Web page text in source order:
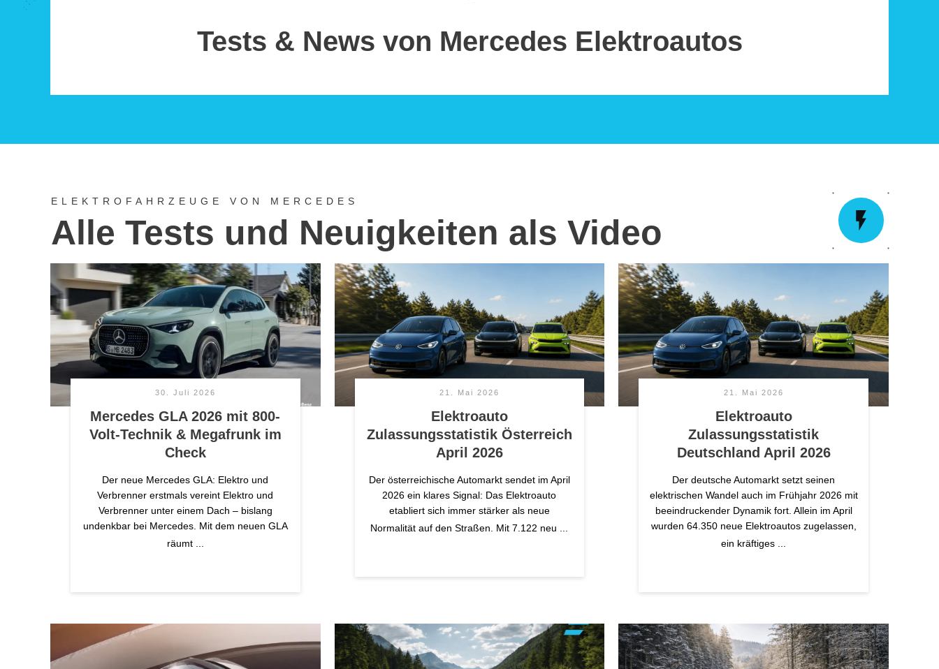
Tests & News von Mercedes Elektroautos
ELEKTROFAHRZEUGE VON MERCEDES
Alle Tests und Neuigkeiten als Video
30. Juli 2026
Mercedes GLA 2026 mit 800-
Volt-Technik & Megafrunk im
Check
Der neue Mercedes GLA: Elektro und
Verbrenner erstmals vereint Elektro und
Verbrenner unter einem Dach – bislang
undenkbar bei Mercedes. Mit dem neuen GLA
räumt
21. Mai 2026
Elektroauto
Zulassungsstatistik Österreich
April 2026
Der österreichische Automarkt sendet im April
2026 ein klares Signal: Das Elektroauto
etabliert sich immer stärker als neue
Normalität auf den Straßen. Mit 7.122 neu
21. Mai 2026
Elektroauto
Zulassungsstatistik
Deutschland April 2026
Der deutsche Automarkt setzt seinen
elektrischen Wandel auch im Frühjahr 2026 mit
beeindruckender Dynamik fort. Allein im April
wurden 64.350 neue Elektroautos zugelassen,
ein kräftiges